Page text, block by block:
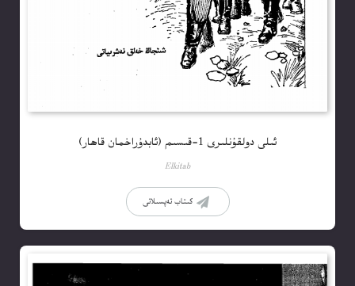
ئىلى دولقۇنلىرى 1-قىسىم (ئابدۇراخمان قاھار)
Elkitab
كىتاب تەپسىلاتى